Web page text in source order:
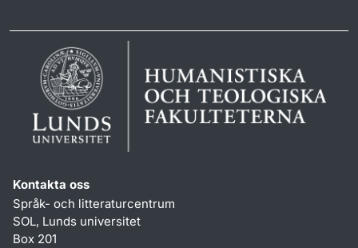
Kontakta oss
Språk- och litteraturcentrum
SOL, Lunds universitet
Box 201